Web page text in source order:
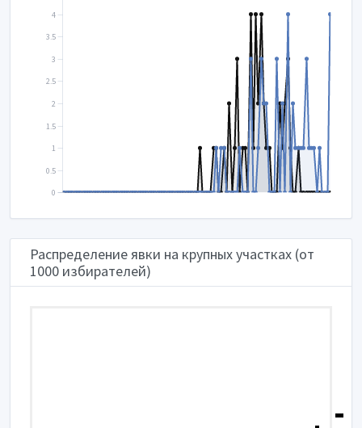
0
0.5
1
1.5
2
2.5
3
3.5
4
Распределение явки на крупных участках (от
1000 избирателей)